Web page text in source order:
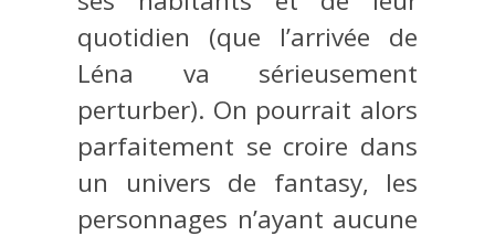
quotidien (que l’arrivée de
Léna va sérieusement
perturber). On pourrait alors
parfaitement se croire dans
un univers de fantasy, les
personnages n’ayant aucune